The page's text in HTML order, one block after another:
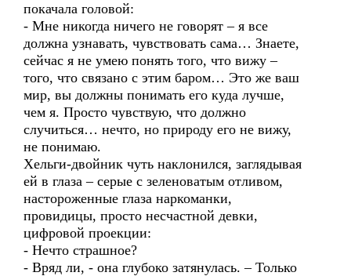
покачала головой:
- Мне никогда ничего не говорят – я все
должна узнавать, чувствовать сама… Знаете,
сейчас я не умею понять того, что вижу –
того, что связано с этим баром… Это же ваш
мир, вы должны понимать его куда лучше,
чем я. Просто чувствую, что должно
случиться… нечто, но природу его не вижу,
не понимаю.
Хельги-двойник чуть наклонился, заглядывая
ей в глаза – серые с зеленоватым отливом,
настороженные глаза наркоманки,
провидицы, просто несчастной девки,
цифровой проекции:
- Нечто страшное?
- Вряд ли, - она глубоко затянулась. – Только